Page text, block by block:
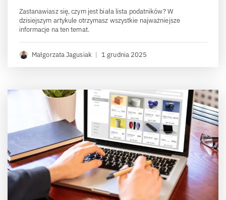
Zastanawiasz się, czym jest biała lista podatników? W
dzisiejszym artykule otrzymasz wszystkie najważniejsze
informacje na ten temat.
Małgorzata Jagusiak | 1 grudnia 2025